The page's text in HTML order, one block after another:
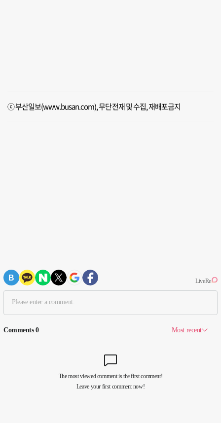
ⓒ 부산일보(www.busan.com), 무단전재 및 수집, 재배포금지